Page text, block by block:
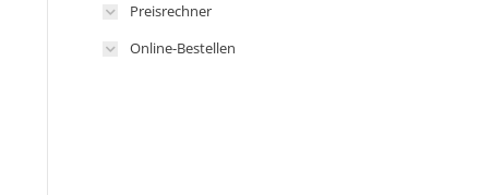
Preisrechner
Online-Bestellen